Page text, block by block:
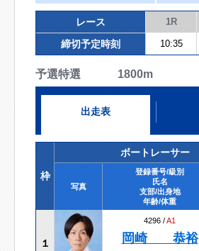
レース 1R
締切予定時刻 10:35
予選特選 1800m
出走表
枠
ボートレーサー
写真
登録番号/級別
氏名
支部/出身地
年齢/体重
１
4296 /A1
岡崎 恭裕